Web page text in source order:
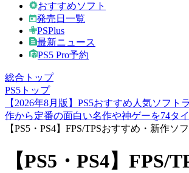
おすすめソフト
発売日一覧
PSPlus
最新ニュース
PS5 Pro予約
総合トップ
PS5トップ
【2026年8月版】PS5おすすめ人気ソフト
作から定番の面白い名作や神ゲーを74タ
【PS5・PS4】FPS/TPSおすすめ・新作ソ
【PS5・PS4】FPS/